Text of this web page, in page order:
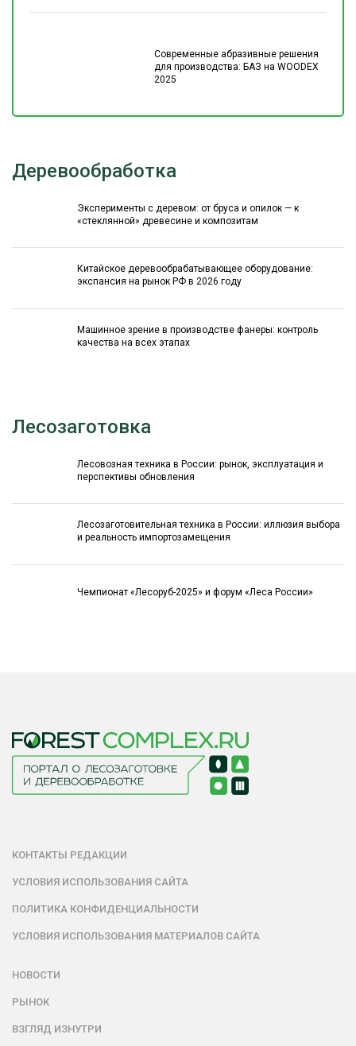
Современные абразивные решения
для производства: БАЗ на WOODEX
2025
Деревообработка
Эксперименты с деревом: от бруса и опилок — к
«стеклянной» древесине и композитам
Китайское деревообрабатывающее оборудование:
экспансия на рынок РФ в 2026 году
Машинное зрение в производстве фанеры: контроль
качества на всех этапах
Лесозаготовка
Лесовозная техника в России: рынок, эксплуатация и
перспективы обновления
Лесозаготовительная техника в России: иллюзия выбора
и реальность импортозамещения
Чемпионат «Лесоруб-2025» и форум «Леса России»
КОНТАКТЫ РЕДАКЦИИ
УСЛОВИЯ ИСПОЛЬЗОВАНИЯ САЙТА
ПОЛИТИКА КОНФИДЕНЦИАЛЬНОСТИ
УСЛОВИЯ ИСПОЛЬЗОВАНИЯ МАТЕРИАЛОВ САЙТА
НОВОСТИ
РЫНОК
ВЗГЛЯД ИЗНУТРИ